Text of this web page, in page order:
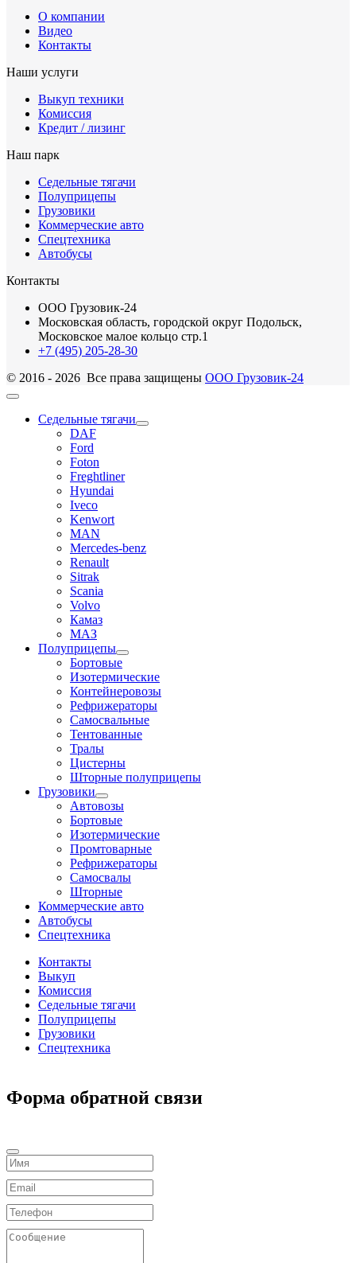
О компании
Видео
Контакты
Наши услуги
Выкуп техники
Комиссия
Кредит / лизинг
Наш парк
Седельные тягачи
Полуприцепы
Грузовики
Коммерческие авто
Спецтехника
Автобусы
Контакты
ООО Грузовик-24
Московская область, городской округ Подольск,
Московское малое кольцо стр.1
+7 (495) 205-28-30
© 2016 - 2026 Все права защищены ООО Грузовик-24
Седельные тягачи
DAF
Ford
Foton
Freghtliner
Hyundai
Iveco
Kenwort
MAN
Mercedes-benz
Renault
Sitrak
Scania
Volvo
Камаз
МАЗ
Полуприцепы
Бортовые
Изотермические
Контейнеровозы
Рефрижераторы
Самосвальные
Тентованные
Тралы
Цистерны
Шторные полуприцепы
Грузовики
Автовозы
Бортовые
Изотермические
Промтоварные
Рефрижераторы
Самосвалы
Шторные
Коммерческие авто
Автобусы
Спецтехника
Контакты
Выкуп
Комиссия
Седельные тягачи
Полуприцепы
Грузовики
Спецтехника
Форма обратной связи